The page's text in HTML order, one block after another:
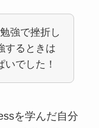
強で挫折し
するときは
でした！
を学んだ自分